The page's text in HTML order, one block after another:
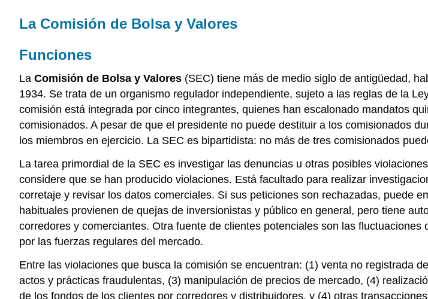
La Comisión de Bolsa y Valores
Funciones
La Comisión de Bolsa y Valores (SEC) tiene más de medio siglo de antigüedad,
1934. Se trata de un organismo regulador independiente, sujeto a las reglas de la
comisión está integrada por cinco integrantes, quienes han escalonado mandatos
comisionados. A pesar de que el presidente no puede destituir a los comisionados
los miembros en ejercicio. La SEC es bipartidista: no más de tres comisionados
La tarea primordial de la SEC es investigar las denuncias u otras posibles
considere que se han producido violaciones. Está facultado para realizar
corretaje y revisar los datos comerciales. Si sus peticiones son rechazadas, puede
habituales provienen de quejas de inversionistas y público en general, pero tiene
corredores y comerciantes. Otra fuente de clientes potenciales son las
por las fuerzas regulares del mercado.
Entre las violaciones que busca la comisión se encuentran: (1) venta no registrada
actos y prácticas fraudulentas, (3) manipulación de precios de mercado, (4)
de los fondos de los clientes por corredores y distribuidores, y (4) otras